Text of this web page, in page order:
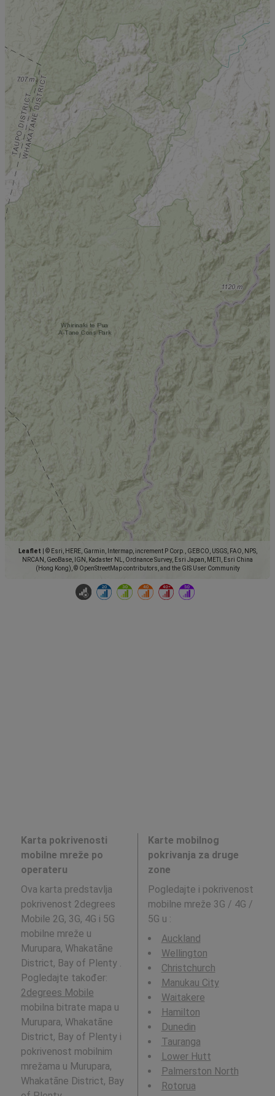
Leaflet
© Esri, HERE, Garmin, Intermap, increment P Corp., GEBCO, USGS, FAO, NPS,
NRCAN, GeoBase, IGN, Kadaster NL, Ordnance Survey, Esri Japan, METI, Esri China
(Hong Kong), © OpenStreetMap contributors, and the GIS User Community
Karta pokrivenosti
mobilne mreže po
operateru
Ova karta predstavlja
pokrivenost 2degrees
Mobile 2G, 3G, 4G i 5G
mobilne mreže u
Murupara, Whakatāne
District, Bay of Plenty .
Pogledajte također:
2degrees Mobile
mobilna bitrate mapa u
Murupara, Whakatāne
District, Bay of Plenty i
pokrivenost mobilnim
mrežama u Murupara,
Whakatāne District, Bay
Karte mobilnog
pokrivanja za druge
zone
Pogledajte i pokrivenost
mobilne mreže 3G / 4G /
5G u :
Auckland
Wellington
Christchurch
Manukau City
Waitakere
Hamilton
Dunedin
Tauranga
Lower Hutt
Palmerston North
Rotorua